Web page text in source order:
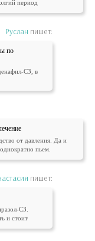
период
Руслан пишет:
по
СЗ, в
от давления. Да и
пьем.
пишет:
СЗ.
и стоит